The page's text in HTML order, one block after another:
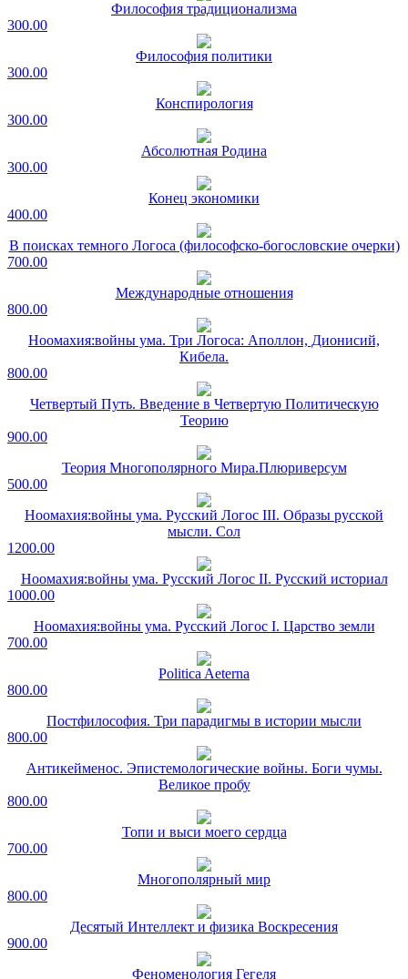
Философия традиционализма
300.00
Философия политики
300.00
Конспирология
300.00
Абсолютная Родина
300.00
Конец экономики
400.00
В поисках темного Логоса (философско-богословские очерки)
700.00
Международные отношения
800.00
Ноомахия:войны ума. Три Логоса: Аполлон, Дионисий,
Кибела.
800.00
Четвертый Путь. Введение в Четвертую Политическую
Теорию
900.00
Теория Многополярного Мира.Плюриверсум
500.00
Ноомахия:войны ума. Русский Логос III. Образы русской
мысли. Сол
1200.00
Ноомахия:войны ума. Русский Логос II. Русский историал
1000.00
Ноомахия:войны ума. Русский Логос I. Царство земли
700.00
Politica Aeterna
800.00
Постфилософия. Три парадигмы в истории мысли
800.00
Антикейменос. Эпистемологические войны. Боги чумы.
Великое пробу
800.00
Топи и выси моего сердца
700.00
Многополярный мир
800.00
Десятый Интеллект и физика Воскресения
900.00
Феноменология Гегеля